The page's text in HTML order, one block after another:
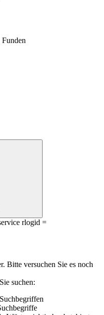
rlogid =
Bitte versuchen Sie es noch
suchen: